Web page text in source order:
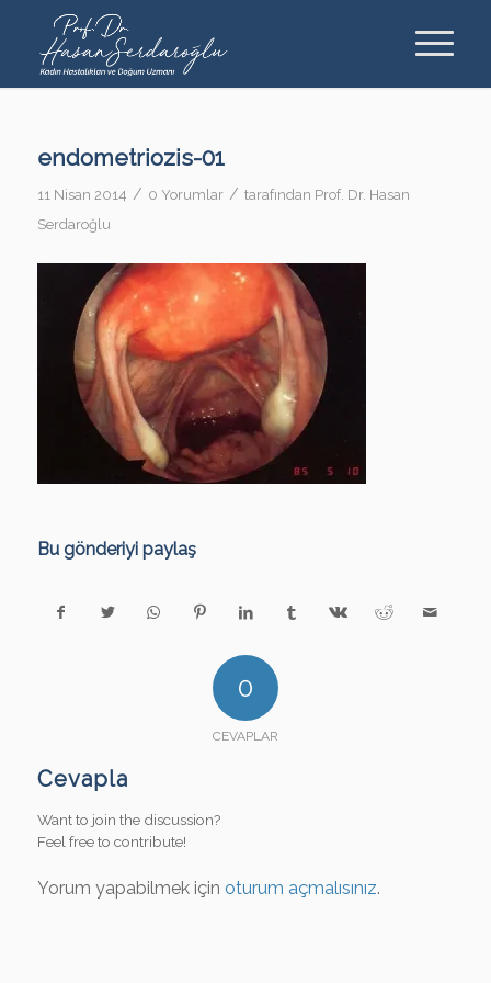
endometriozis-01
11 Nisan 2014 / 0 Yorumlar / tarafından Prof. Dr. Hasan
Serdaroğlu
Bu gönderiyi paylaş
0
CEVAPLAR
Cevapla
Want to join the discussion?
Feel free to contribute!
Yorum yapabilmek için oturum açmalısınız.